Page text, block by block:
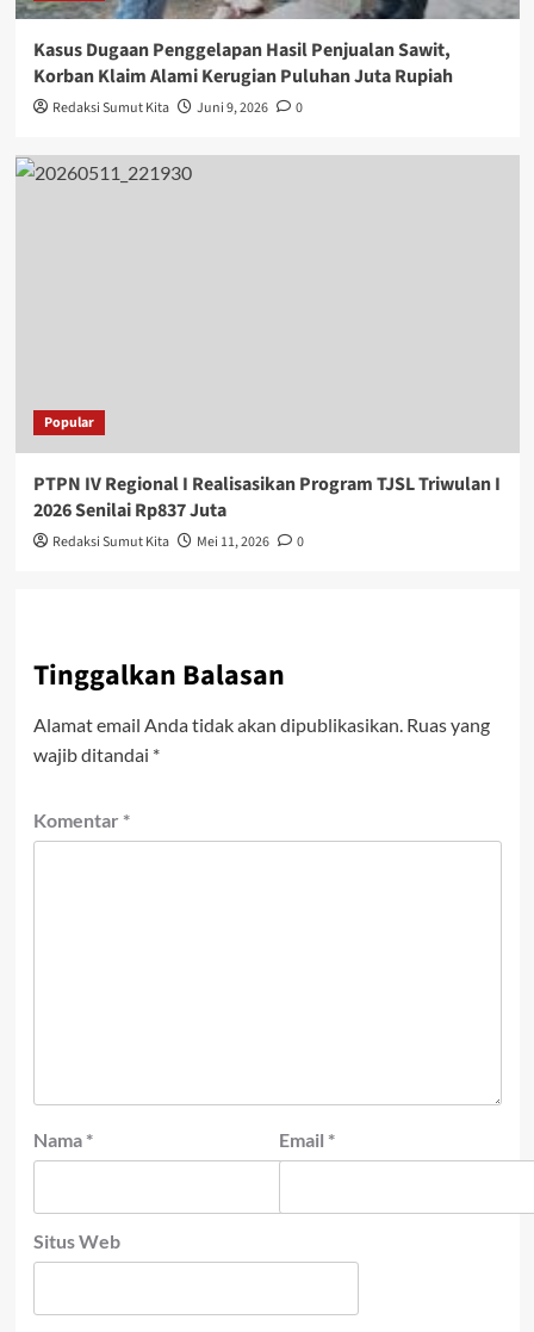
Kasus Dugaan Penggelapan Hasil Penjualan Sawit,
Korban Klaim Alami Kerugian Puluhan Juta Rupiah
Redaksi Sumut Kita Juni 9, 2026 0
Popular
PTPN IV Regional I Realisasikan Program TJSL Triwulan I
2026 Senilai Rp837 Juta
Redaksi Sumut Kita Mei 11, 2026 0
Tinggalkan Balasan
Alamat email Anda tidak akan dipublikasikan. Ruas yang
wajib ditandai *
Komentar *
Nama * Email *
Situs Web